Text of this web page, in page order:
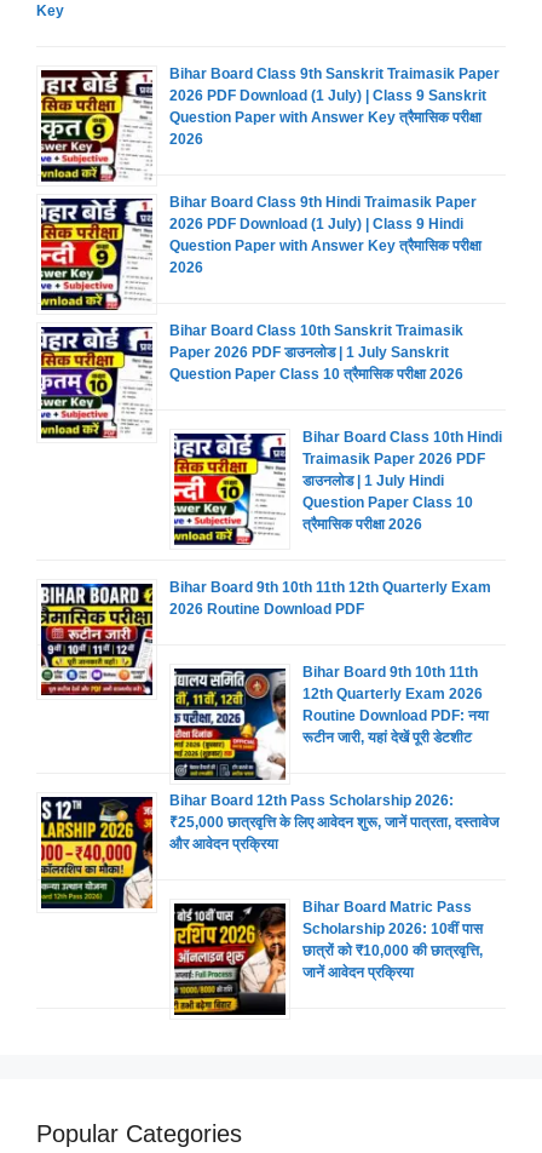
Key
Bihar Board Class 9th Sanskrit Traimasik Paper
2026 PDF Download (1 July) | Class 9 Sanskrit
Question Paper with Answer Key त्रैमासिक परीक्षा
2026
Bihar Board Class 9th Hindi Traimasik Paper
2026 PDF Download (1 July) | Class 9 Hindi
Question Paper with Answer Key त्रैमासिक परीक्षा
2026
Bihar Board Class 10th Sanskrit Traimasik
Paper 2026 PDF डाउनलोड | 1 July Sanskrit
Question Paper Class 10 त्रैमासिक परीक्षा 2026
Bihar Board Class 10th Hindi
Traimasik Paper 2026 PDF
डाउनलोड | 1 July Hindi
Question Paper Class 10
त्रैमासिक परीक्षा 2026
Bihar Board 9th 10th 11th 12th Quarterly Exam
2026 Routine Download PDF
Bihar Board 9th 10th 11th
12th Quarterly Exam 2026
Routine Download PDF: नया
रूटीन जारी, यहां देखें पूरी डेटशीट
Bihar Board 12th Pass Scholarship 2026:
₹25,000 छात्रवृत्ति के लिए आवेदन शुरू, जानें पात्रता, दस्तावेज
और आवेदन प्रक्रिया
Bihar Board Matric Pass
Scholarship 2026: 10वीं पास
छात्रों को ₹10,000 की छात्रवृत्ति,
जानें आवेदन प्रक्रिया
Popular Categories